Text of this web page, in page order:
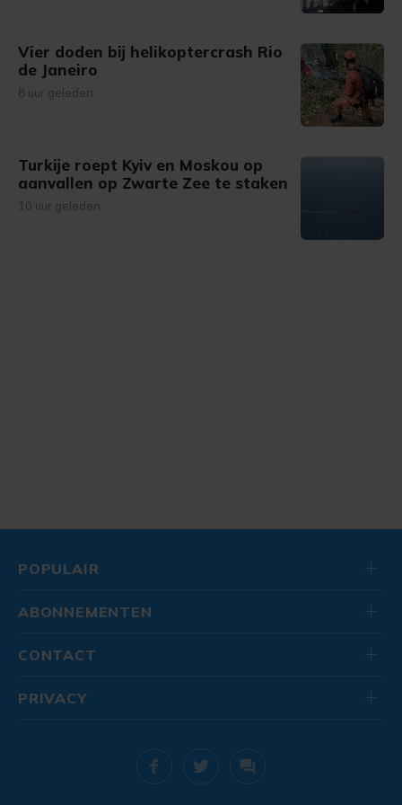
Vier doden bij helikoptercrash Rio
de Janeiro
8 uur geleden
Turkije roept Kyiv en Moskou op
aanvallen op Zwarte Zee te staken
10 uur geleden
POPULAIR
ABONNEMENTEN
CONTACT
PRIVACY